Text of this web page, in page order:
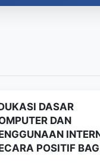
DASAR
DAN
POSITIF